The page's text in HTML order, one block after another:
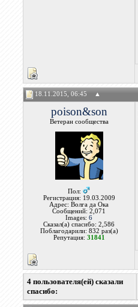
18.11.2015, 06:45 ▲
poison&son
Ветеран сообщества
Пол:
Регистрация: 19.03.2009
Адрес: Волга да Ока
Сообщений: 2,071
Images:6
Сказал(а) спасибо: 2,586
Поблагодарили: 832 раз(а)
Репутация: 31841
4 пользователя(ей) сказали
cпасибо: